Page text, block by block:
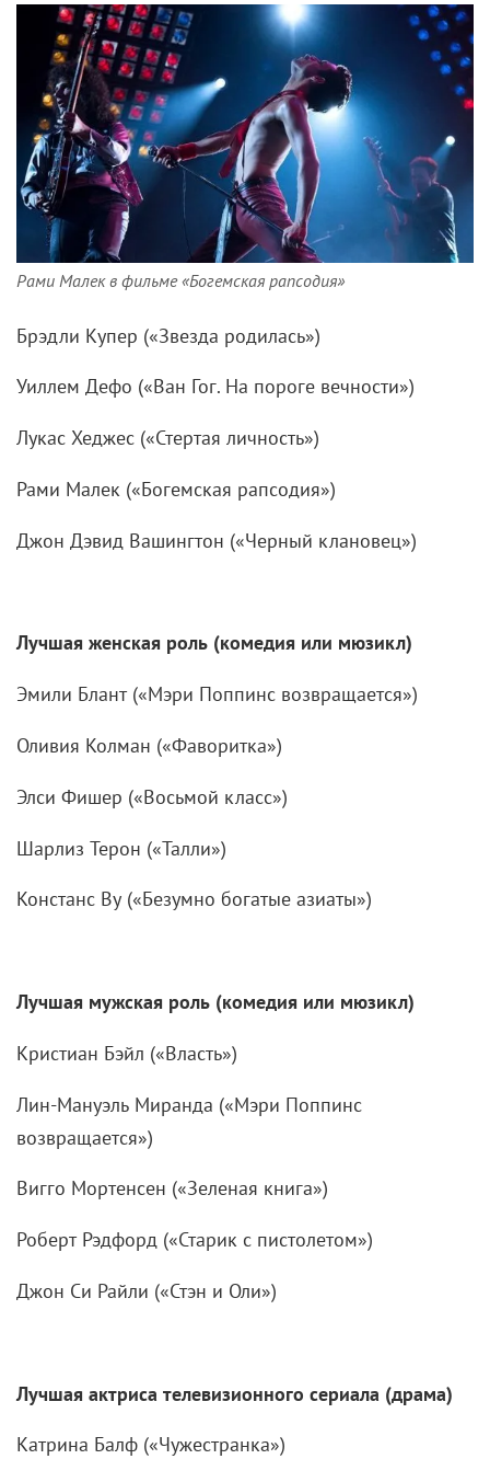
Рами Малек в фильме «Богемская рапсодия»
Брэдли Купер («Звезда родилась»)
Уиллем Дефо («Ван Гог. На пороге вечности»)
Лукас Хеджес («Стертая личность»)
Рами Малек («Богемская рапсодия»)
Джон Дэвид Вашингтон («Черный клановец»)
Лучшая женская роль (комедия или мюзикл)
Эмили Блант («Мэри Поппинс возвращается»)
Оливия Колман («Фаворитка»)
Элси Фишер («Восьмой класс»)
Шарлиз Терон («Талли»)
Констанс Ву («Безумно богатые азиаты»)
Лучшая мужская роль (комедия или мюзикл)
Кристиан Бэйл («Власть»)
Лин-Мануэль Миранда («Мэри Поппинс
возвращается»)
Вигго Мортенсен («Зеленая книга»)
Роберт Рэдфорд («Старик с пистолетом»)
Джон Си Райли («Стэн и Оли»)
Лучшая актриса телевизионного сериала (драма)
Катрина Балф («Чужестранка»)